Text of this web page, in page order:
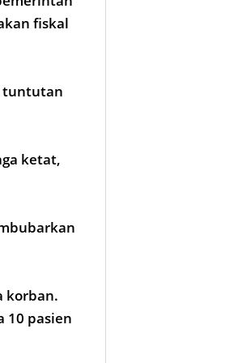
fiskal
tuntutan
ketat,
korban.
10 pasien